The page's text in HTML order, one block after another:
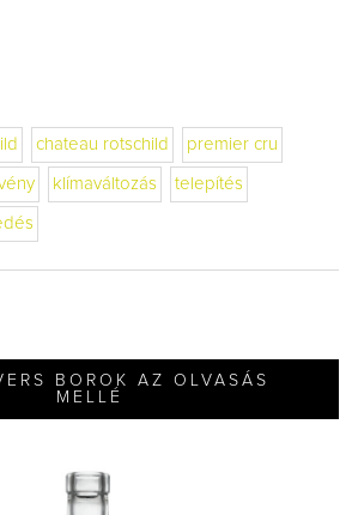
chateau rotschild premier cru
klímaváltozás telepítés
BOROK AZ OLVASÁS
MELLÉ